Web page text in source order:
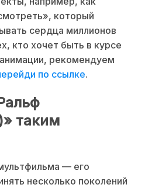
который
сердца миллионов
кто хочет быть в курсе
рекомендуем
по ссылке.
таким
— его
несколько поколений